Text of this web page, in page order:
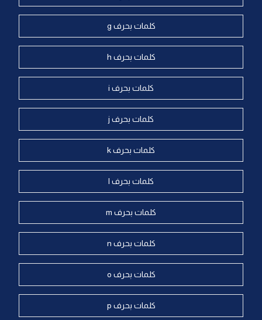
كلمات بحرف g
كلمات بحرف h
كلمات بحرف i
كلمات بحرف j
كلمات بحرف k
كلمات بحرف l
كلمات بحرف m
كلمات بحرف n
كلمات بحرف o
كلمات بحرف p